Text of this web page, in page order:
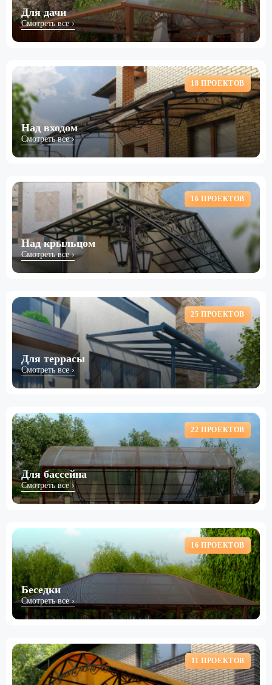
Для дачи
Смотреть все ›
Над входом
Смотреть все ›
18 ПРОЕКТОВ
Над крыльцом
Смотреть все ›
16 ПРОЕКТОВ
Для террасы
Смотреть все ›
25 ПРОЕКТОВ
Для бассейна
Смотреть все ›
22 ПРОЕКТОВ
Беседки
Смотреть все ›
16 ПРОЕКТОВ
11 ПРОЕКТОВ